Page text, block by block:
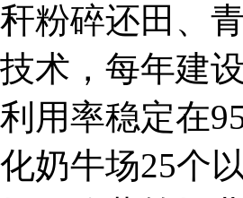
秆粉碎还田、
技术，每年建
利用率稳定在
化奶牛场25个